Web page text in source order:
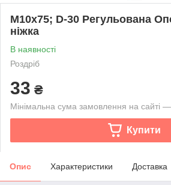
М10х75; D-30 Регульована
ніжка
В наявності
Роздріб
33 ₴
Мінімальна сума замовлення на сайті
Купити
Опис Характеристики Доставка